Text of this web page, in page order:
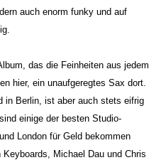
auch enorm funky und auf
das die Feinheiten aus jedem
hier, ein unaufgeregtes Sax dort.
in Berlin, ist aber auch stets eifrig
einige der besten Studio-
London für Geld bekommen
Michael Dau und Chris